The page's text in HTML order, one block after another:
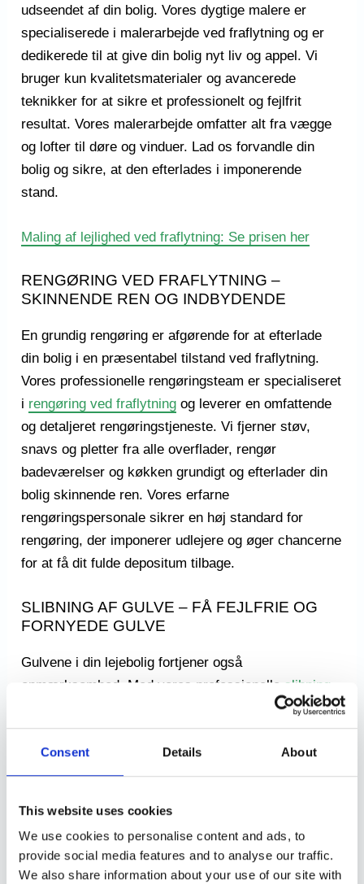
Consent Details About
This website uses cookies
We use cookies to personalise content and ads, to
provide social media features and to analyse our traffic.
We also share information about your use of our site with
udseendet af din bolig. Vores dygtige malere er
specialiserede i malerarbejde ved fraflytning og er
dedikerede til at give din bolig nyt liv og appel. Vi
bruger kun kvalitetsmaterialer og avancerede
teknikker for at sikre et professionelt og fejlfrit
resultat. Vores malerarbejde omfatter alt fra vægge
og lofter til døre og vinduer. Lad os forvandle din
bolig og sikre, at den efterlades i imponerende
stand.
Maling af lejlighed ved fraflytning: Se prisen her
RENGØRING VED FRAFLYTNING –
SKINNENDE REN OG INDBYDENDE
En grundig rengøring er afgørende for at efterlade
din bolig i en præsentabel tilstand ved fraflytning.
Vores professionelle rengøringsteam er specialiseret
i rengøring ved fraflytning og leverer en omfattende
og detaljeret rengøringstjeneste. Vi fjerner støv,
snavs og pletter fra alle overflader, rengør
badeværelser og køkken grundigt og efterlader din
bolig skinnende ren. Vores erfarne
rengøringspersonale sikrer en høj standard for
rengøring, der imponerer udlejere og øger chancerne
for at få dit fulde depositum tilbage.
SLIBNING AF GULVE – FÅ FEJLFRIE OG
FORNYEDE GULVE
Gulvene i din lejebolig fortjener også
opmærksomhed. Med vores professionelle slibning
kan vi fjerne ridser, pletter og ujævnheder
og efterlade dine gulve med en fejlfri finish. Vores
erfarne gulvslibere anvender avanceret udstyr og
teknikker for at opnå et imponerende resultat.
som nye. Lad os give dine gulve den kærlighed og
opmærksomhed, de fortjener.